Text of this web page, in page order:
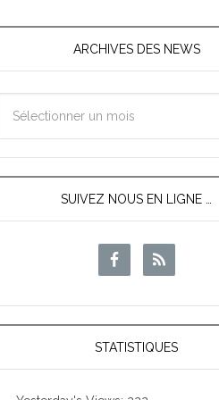
ARCHIVES DES NEWS
des
SUIVEZ NOUS EN LIGNE …
STATISTIQUES